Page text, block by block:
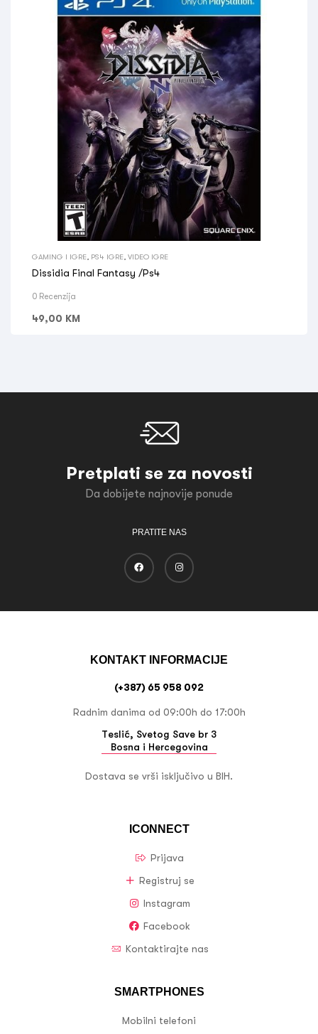
GAMING I IGRE PS4 IGRE VIDEO IGRE
Dissidia Final Fantasy /Ps4
0 Recenzija
49,00 KM
Pretplati se za novosti
Da dobijete najnovije ponude
PRATITE NAS
ICONNECT
Prijava
Registruj se
Instagram
Facebook
Kontaktirajte nas
SMARTPHONES
Mobilni telefoni
KONTAKT INFORMACIJE
(+387) 65 958 092
Radnim danima od 09:00h do 17:00h
Teslić, Svetog Save br 3
Bosna i Hercegovina
Dostava se vrši isključivo u BIH.